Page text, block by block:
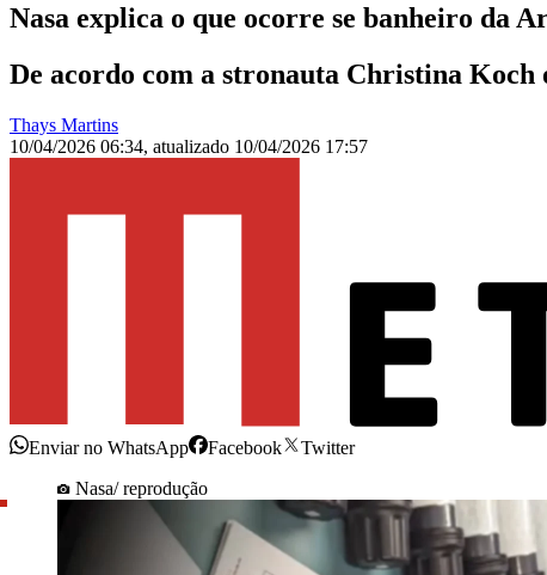
Nasa explica o que ocorre se banheiro da
De acordo com a stronauta Christina
Thays Martins
10/04/2026 06:34, atualizado 10/04/2026 17:57
Enviar no WhatsApp Facebook
Twitter
Nasa/ reprodução